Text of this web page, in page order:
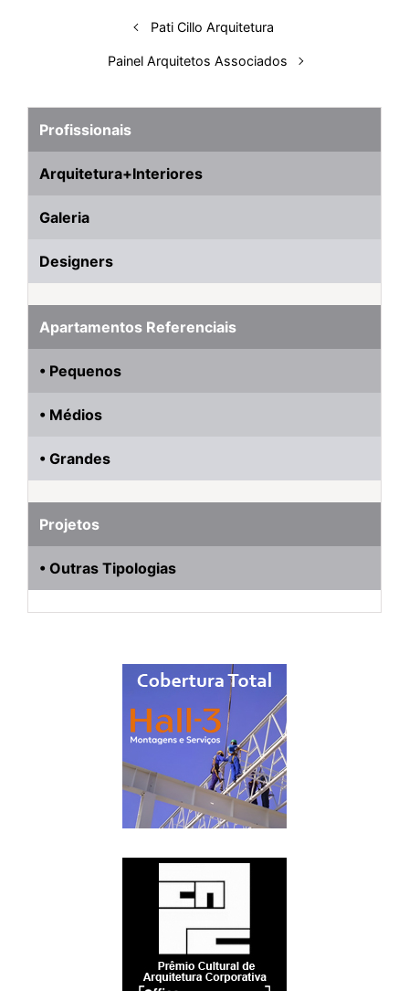
t
Pati Cillo Arquitetura
Painel Arquitetos Associados
Profissionais
Arquitetura+Interiores
Galeria
Designers
Apartamentos Referenciais
• Pequenos
• Médios
• Grandes
Projetos
• Outras Tipologias